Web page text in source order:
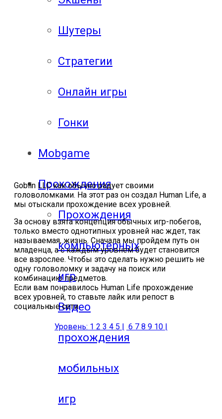
Шутеры
Стратегии
Онлайн игры
Гонки
Mobgame
Прохождения
Прохождения
компьютерных
игр
Видео
прохождения
мобильных
игр
Goblin LLC как обычно радует своими
головоломками. На этот раз он создал Human Life, а
мы отыскали прохождение всех уровней.
За основу взята концепция обычных игр-побегов,
только вместо однотипных уровней нас ждет, так
называемая, жизнь. Сначала мы пройдем путь он
младенца, а с каждым уровнем будет становится
все взрослее. Чтобы это сделать нужно решить не
одну головоломку и задачу на поиск или
комбинацию предметов.
Если вам понравилось Human Life прохождение
всех уровней, то ставьте лайк или репост в
социальные сети.
Уровень: 1 2 3 4 5 | 6 7 8 9 10 |